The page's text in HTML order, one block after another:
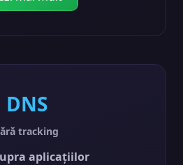
DNS
tracking
aplicațiilor